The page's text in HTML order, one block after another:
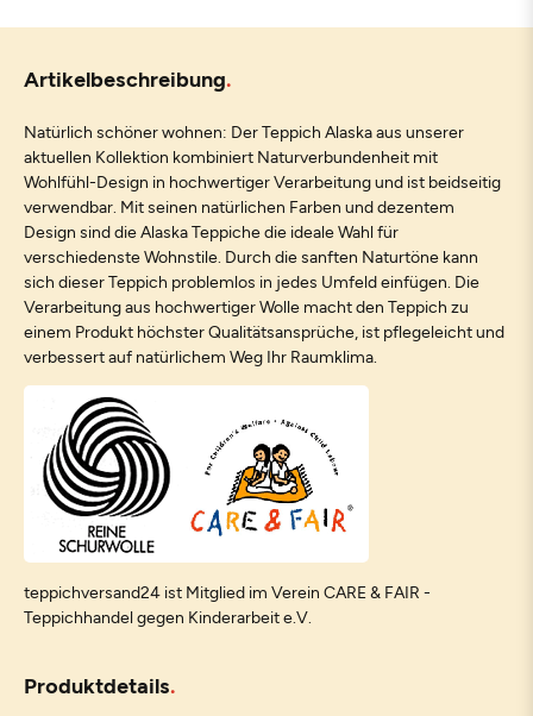
Artikelbeschreibung
Natürlich schöner wohnen: Der Teppich Alaska aus unserer
aktuellen Kollektion kombiniert Naturverbundenheit mit
Wohlfühl-Design in hochwertiger Verarbeitung und ist beidseitig
verwendbar. Mit seinen natürlichen Farben und dezentem
Design sind die Alaska Teppiche die ideale Wahl für
verschiedenste Wohnstile. Durch die sanften Naturtöne kann
sich dieser Teppich problemlos in jedes Umfeld einfügen. Die
Verarbeitung aus hochwertiger Wolle macht den Teppich zu
einem Produkt höchster Qualitätsansprüche, ist pflegeleicht und
verbessert auf natürlichem Weg Ihr Raumklima.
teppichversand24 ist Mitglied im Verein CARE & FAIR -
Teppichhandel gegen Kinderarbeit e.V.
Produktdetails